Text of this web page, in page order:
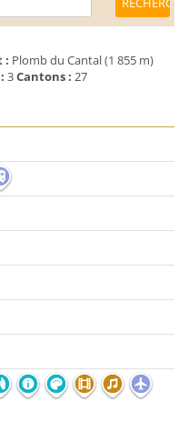
: Plomb du Cantal (1 855 m)
3Cantons : 27